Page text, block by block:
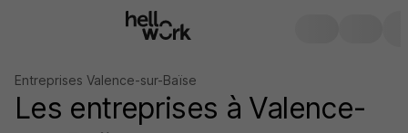
Entreprises Valence-sur-Baïse
Les entreprises à Valence-